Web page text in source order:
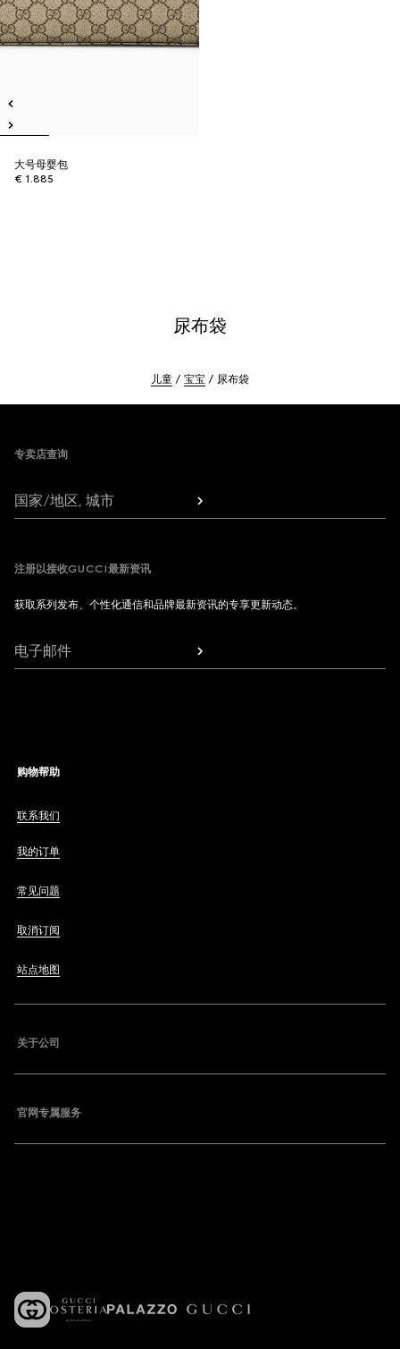
大号母婴包
€ 1.885
尿布袋
儿童 宝宝 尿布袋
专卖店查询
国家/地区, 城市
注册以接收GUCCI最新资讯
获取系列发布、个性化通信和品牌最新资讯的专享更新动态。
电子邮件
购物帮助
联系我们
我的订单
常见问题
取消订阅
站点地图
关于公司
官网专属服务